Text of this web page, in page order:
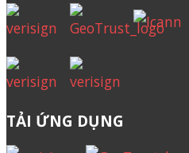
TẢI ỨNG DỤNG